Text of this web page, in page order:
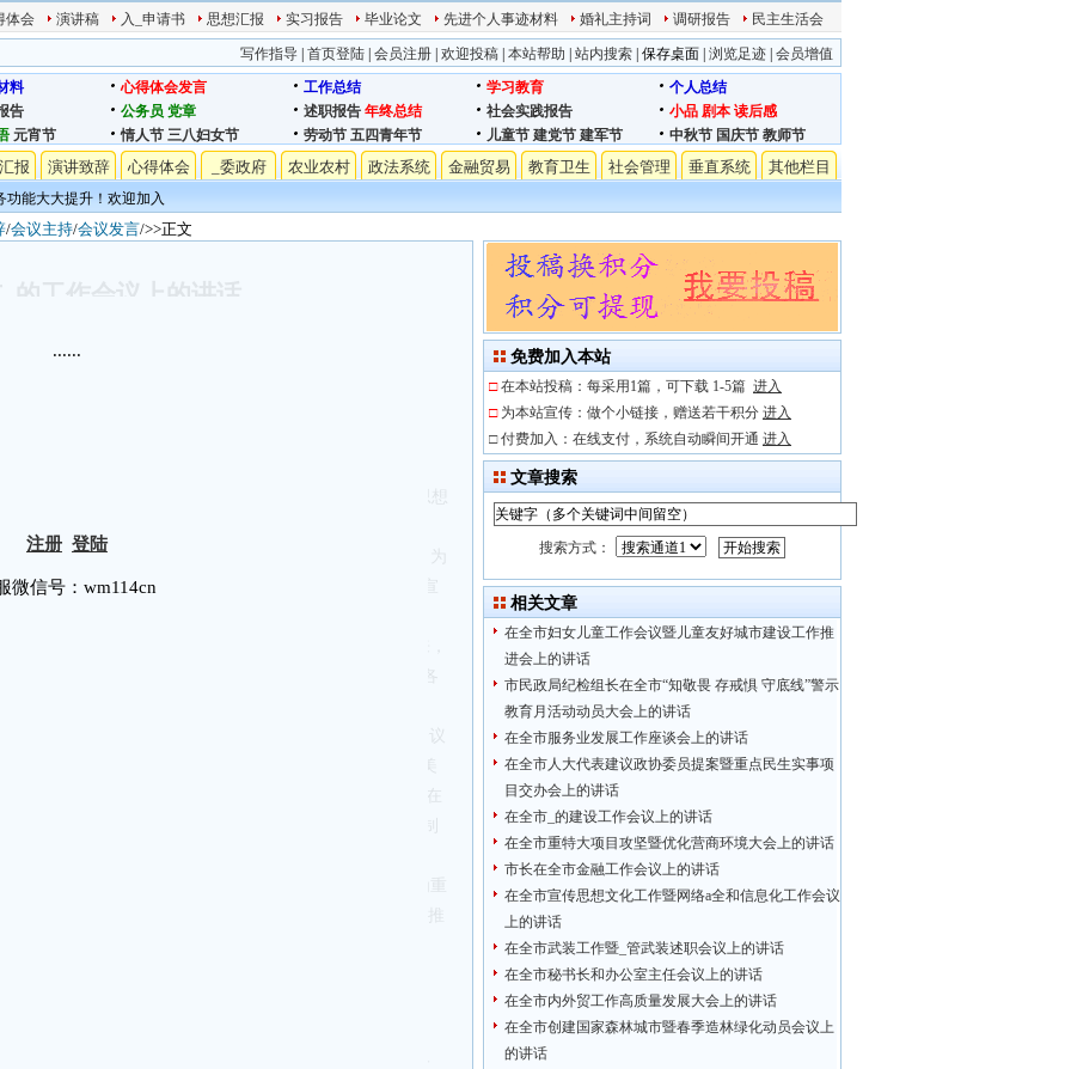
体会 演讲稿 入_申请书 思想汇报 实习报告 毕业论文 先进个人事迹材料 婚礼主持词 调研报告 民主生活会
写作指导 首页登陆 会员注册 欢迎投稿 本站帮助 站内搜索 保存桌面 浏览足迹 会员增值
料
心得体会发言 工作总结 学习教育
个人总结
告
公务员 党章 述职报告 年终总结 社会实践报告 小品 剧本 读后感
元宵节 情人节 三八妇女节 劳动节 五四青年节 儿童节 建党节 建军节 中秋节 国庆节 教师节
报 演讲致辞 心得体会 _委政府 农业农村 政法系统 金融贸易 教育卫生 社会管理 垂直系统 其他栏目
能大大提升！欢迎加入
/会议主持/会议发言/>>正文
神，总结 2023年全市_的工作，部署安排2024年重点任务。为
习了中央和省委、**市委相关会议精神，听取了组织、宣
送理论”等线上线下宣讲4000余场次，中央各项决策部署在
......
注册 登陆
微信号：wm114cn
免费加入本站
□ 在本站投稿：每采用1篇，可下载 1-5篇 进入
□ 为本站宣传：做个小链接，赠送若干积分 进入
□ 付费加入：在线支付，系统自动瞬间开通 进入
文章搜索
搜索方式：
相关文章
在全市妇女儿童工作会议暨儿童友好城市建设工作推
进会上的讲话
市民政局纪检组长在全市“知敬畏 存戒惧 守底线”警示
教育月活动动员大会上的讲话
在全市服务业发展工作座谈会上的讲话
在全市人大代表建议政协委员提案暨重点民生实事项
目交办会上的讲话
在全市_的建设工作会议上的讲话
在全市重特大项目攻坚暨优化营商环境大会上的讲话
市长在全市金融工作会议上的讲话
在全市宣传思想文化工作暨网络a全和信息化工作会议
上的讲话
在全市武装工作暨_管武装述职会议上的讲话
在全市秘书长和办公室主任会议上的讲话
在全市内外贸工作高质量发展大会上的讲话
在全市创建国家森林城市暨春季造林绿化动员会议上
的讲话